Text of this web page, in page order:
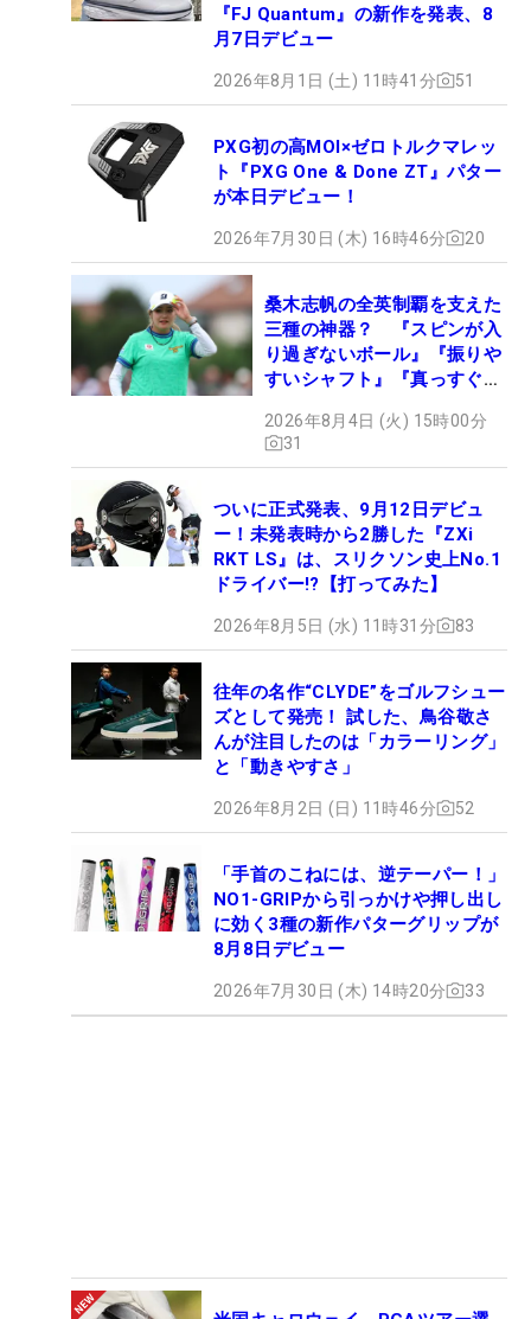
『FJ Quantum』の新作を発表、8
月7日デビュー
2026年8月1日 (土) 11時41分 51
PXG初の高MOI×ゼロトルクマレッ
ト『PXG One & Done ZT』パター
が本日デビュー！
2026年7月30日 (木) 16時46分 20
桑木志帆の全英制覇を支えた
三種の神器？ 『スピンが入
り過ぎないボール』『振りや
すいシャフト』『真っすぐ飛
セッティング
2026年8月4日 (火) 15時00分
31
ついに正式発表、9月12日デビュ
ー！未発表時から2勝した『ZXi
RKT LS』は、スリクソン史上No.1
ドライバー!?【打ってみた】
2026年8月5日 (水) 11時31分 83
往年の名作“CLYDE”をゴルフシュー
ズとして発売！ 試した、鳥谷敬さ
んが注目したのは「カラーリング」
と「動きやすさ」
2026年8月2日 (日) 11時46分 52
「手首のこねには、逆テーパー！」
NO1-GRIPから引っかけや押し出し
に効く3種の新作パターグリップが
8月8日デビュー
2026年7月30日 (木) 14時20分 33